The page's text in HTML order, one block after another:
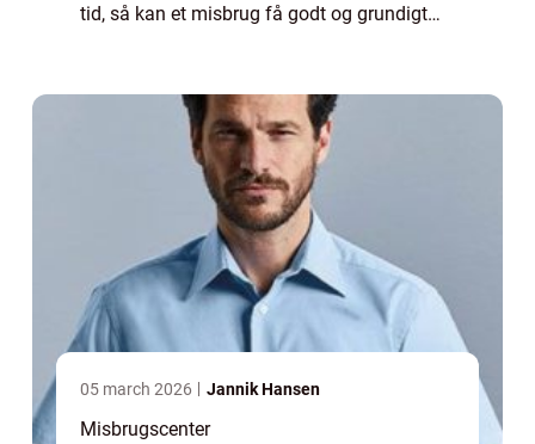
tid, så kan et misbrug få godt og grundigt
05 march 2026 Jannik Hansen
Misbrugscenter